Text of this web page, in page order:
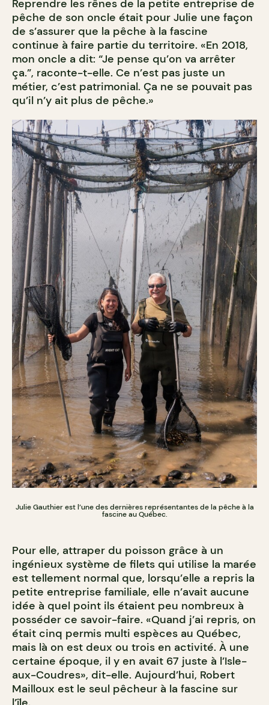
Reprendre les rênes de la petite entreprise de
pêche de son oncle était pour Julie une façon
de s’assurer que la pêche à la fascine
continue à faire partie du territoire. «En 2018,
mon oncle a dit: “Je pense qu’on va arrêter
ça.”, raconte-t-elle. Ce n’est pas juste un
métier, c’est patrimonial. Ça ne se pouvait pas
qu’il n’y ait plus de pêche.»
Julie Gauthier est l’une des dernières représentantes de la pêche à la
fascine au Québec.
Pour elle, attraper du poisson grâce à un
ingénieux système de filets qui utilise la marée
est tellement normal que, lorsqu’elle a repris la
petite entreprise familiale, elle n’avait aucune
idée à quel point ils étaient peu nombreux à
posséder ce savoir-faire. «Quand j’ai repris, on
était cinq permis multi espèces au Québec,
mais là on est deux ou trois en activité. À une
certaine époque, il y en avait 67 juste à l’Isle-
aux-Coudres», dit-elle. Aujourd’hui, Robert
Mailloux est le seul pêcheur à la fascine sur